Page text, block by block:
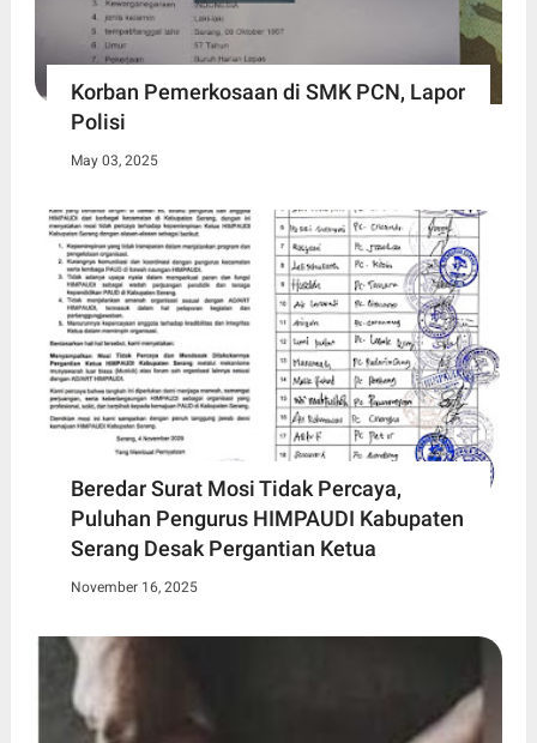
Korban Pemerkosaan di SMK PCN, Lapor
Polisi
May 03, 2025
Beredar Surat Mosi Tidak Percaya,
Puluhan Pengurus HIMPAUDI Kabupaten
Serang Desak Pergantian Ketua
November 16, 2025